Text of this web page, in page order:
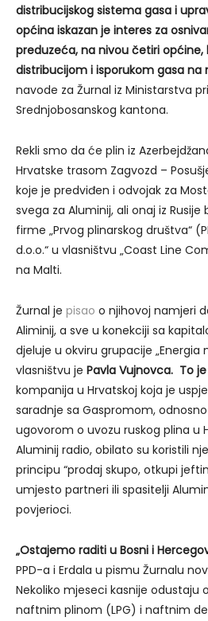
distribucijskog sistema gasa i
općina iskazan je interes za
preduzeća, na nivou četiri
distribucijom i isporukom gasa na
navode za Žurnal iz Ministarstva
Srednjobosanskog kantona.
Rekli smo da će plin iz
Hrvatske trasom Zagvozd –
koje je predviđen i odvojak za
svega za Aluminij, ali onaj iz
firme „Prvog plinarskog društva“
d.o.o.“ u vlasništvu „Coast Line
na Malti.
Žurnal je pisao o njihovoj namjeri
Aliminij, a sve u konekciji sa
djeluje u okviru grupacije „Energia
vlasništvu je Pavla Vujnovca. To
kompanija u Hrvatskoj koja je
saradnje sa Gaspromom,
ugovorom o uvozu ruskog plina u
Aluminij radio, obilato su koristili
principu “prodaj skupo, otkupi
umjesto partneri ili spasitelji
povjerioci.
„Ostajemo raditi u Bosni i
PPD-a i Erdala u pismu Žurnalu
Nekoliko mjeseci kasnije odustaju
naftnim plinom (LPG) i naftnim